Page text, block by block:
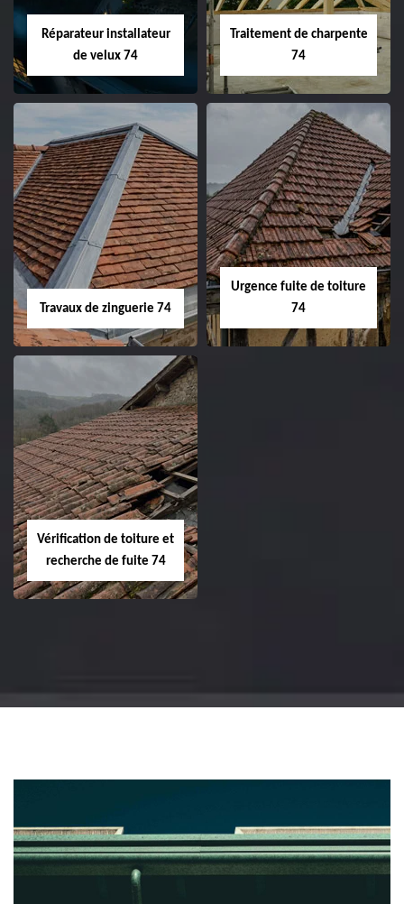
Réparateur installateur
de velux 74
Traitement de charpente
74
Travaux de zinguerie 74
Urgence fuite de toiture
74
Vérification de toiture et
recherche de fuite 74